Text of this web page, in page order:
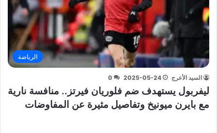
الرياضة
السيد الأعرج 2025-05-24
0
ليفربول يستهدف ضم فلوريان فيرتز.. منافسة نارية
مع بايرن ميونيخ وتفاصيل مثيرة عن المفاوضات